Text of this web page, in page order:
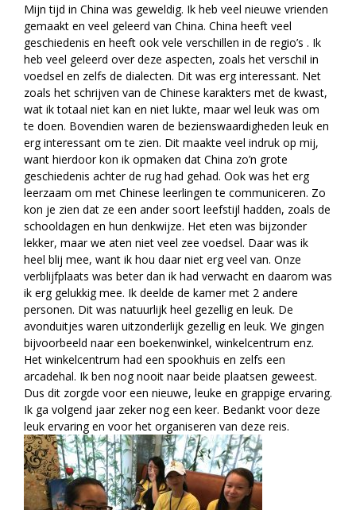
Mijn tijd in China was geweldig. Ik heb veel nieuwe vrienden
gemaakt en veel geleerd van China. China heeft veel
geschiedenis en heeft ook vele verschillen in de regio’s . Ik
heb veel geleerd over deze aspecten, zoals het verschil in
voedsel en zelfs de dialecten. Dit was erg interessant. Net
zoals het schrijven van de Chinese karakters met de kwast,
wat ik totaal niet kan en niet lukte, maar wel leuk was om
te doen. Bovendien waren de bezienswaardigheden leuk en
erg interessant om te zien. Dit maakte veel indruk op mij,
want hierdoor kon ik opmaken dat China zo’n grote
geschiedenis achter de rug had gehad. Ook was het erg
leerzaam om met Chinese leerlingen te communiceren. Zo
kon je zien dat ze een ander soort leefstijl hadden, zoals de
schooldagen en hun denkwijze. Het eten was bijzonder
lekker, maar we aten niet veel zee voedsel. Daar was ik
heel blij mee, want ik hou daar niet erg veel van. Onze
verblijfplaats was beter dan ik had verwacht en daarom was
ik erg gelukkig mee. Ik deelde de kamer met 2 andere
personen. Dit was natuurlijk heel gezellig en leuk. De
avonduitjes waren uitzonderlijk gezellig en leuk. We gingen
bijvoorbeeld naar een boekenwinkel, winkelcentrum enz.
Het winkelcentrum had een spookhuis en zelfs een
arcadehal. Ik ben nog nooit naar beide plaatsen geweest.
Dus dit zorgde voor een nieuwe, leuke en grappige ervaring.
Ik ga volgend jaar zeker nog een keer. Bedankt voor deze
leuk ervaring en voor het organiseren van deze reis.